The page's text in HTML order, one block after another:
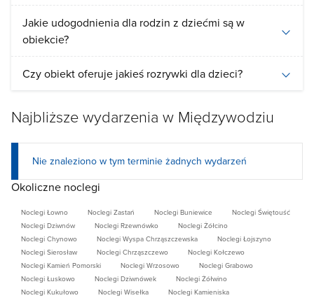
Jakie udogodnienia dla rodzin z dziećmi są w
obiekcie?
Czy obiekt oferuje jakieś rozrywki dla dzieci?
Najbliższe wydarzenia w Międzywodziu
Nie znaleziono w tym terminie żadnych wydarzeń
Okoliczne noclegi
Noclegi Łowno Noclegi Zastań Noclegi Buniewice
Noclegi Świętouść
Noclegi Dziwnów
Noclegi Rzewnówko
Noclegi Żółcino
Noclegi Chynowo
Noclegi Wyspa Chrząszczewska
Noclegi Łojszyno
Noclegi Sierosław
Noclegi Chrząszczewo
Noclegi Kołczewo
Noclegi Kamień Pomorski
Noclegi Wrzosowo
Noclegi Grabowo
Noclegi Łuskowo
Noclegi Dziwnówek
Noclegi Żółwino
Noclegi Kukułowo
Noclegi Wisełka
Noclegi Kamieniska